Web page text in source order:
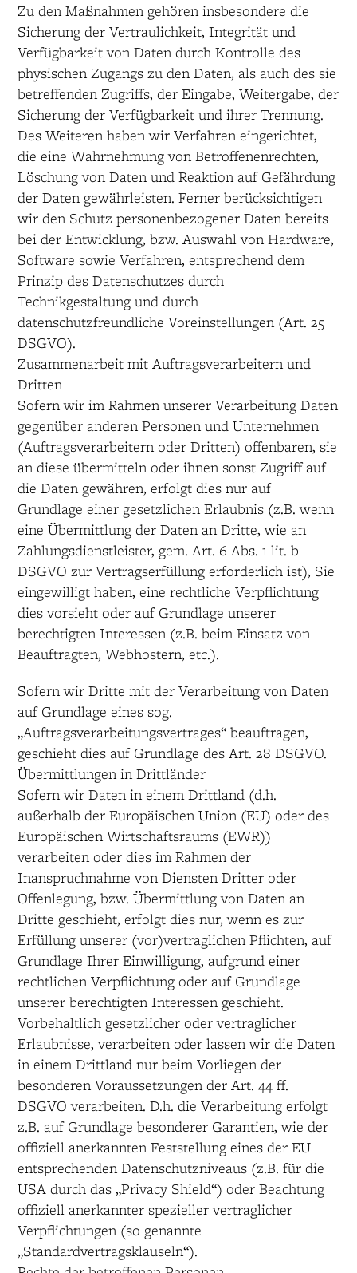
Zu den Maßnahmen gehören insbesondere die
Sicherung der Vertraulichkeit, Integrität und
Verfügbarkeit von Daten durch Kontrolle des
physischen Zugangs zu den Daten, als auch des sie
betreffenden Zugriffs, der Eingabe, Weitergabe, der
Sicherung der Verfügbarkeit und ihrer Trennung.
Des Weiteren haben wir Verfahren eingerichtet,
die eine Wahrnehmung von Betroffenenrechten,
Löschung von Daten und Reaktion auf Gefährdung
der Daten gewährleisten. Ferner berücksichtigen
wir den Schutz personenbezogener Daten bereits
bei der Entwicklung, bzw. Auswahl von Hardware,
Software sowie Verfahren, entsprechend dem
Prinzip des Datenschutzes durch
Technikgestaltung und durch
datenschutzfreundliche Voreinstellungen (Art. 25
DSGVO).
Zusammenarbeit mit Auftragsverarbeitern und
Dritten
Sofern wir im Rahmen unserer Verarbeitung Daten
gegenüber anderen Personen und Unternehmen
(Auftragsverarbeitern oder Dritten) offenbaren, sie
an diese übermitteln oder ihnen sonst Zugriff auf
die Daten gewähren, erfolgt dies nur auf
Grundlage einer gesetzlichen Erlaubnis (z.B. wenn
eine Übermittlung der Daten an Dritte, wie an
Zahlungsdienstleister, gem. Art. 6 Abs. 1 lit. b
DSGVO zur Vertragserfüllung erforderlich ist), Sie
eingewilligt haben, eine rechtliche Verpflichtung
dies vorsieht oder auf Grundlage unserer
berechtigten Interessen (z.B. beim Einsatz von
Beauftragten, Webhostern, etc.).
Sofern wir Dritte mit der Verarbeitung von Daten
auf Grundlage eines sog.
„Auftragsverarbeitungsvertrages“ beauftragen,
geschieht dies auf Grundlage des Art. 28 DSGVO.
Übermittlungen in Drittländer
Sofern wir Daten in einem Drittland (d.h.
außerhalb der Europäischen Union (EU) oder des
Europäischen Wirtschaftsraums (EWR))
verarbeiten oder dies im Rahmen der
Inanspruchnahme von Diensten Dritter oder
Offenlegung, bzw. Übermittlung von Daten an
Dritte geschieht, erfolgt dies nur, wenn es zur
Erfüllung unserer (vor)vertraglichen Pflichten, auf
Grundlage Ihrer Einwilligung, aufgrund einer
rechtlichen Verpflichtung oder auf Grundlage
unserer berechtigten Interessen geschieht.
Vorbehaltlich gesetzlicher oder vertraglicher
Erlaubnisse, verarbeiten oder lassen wir die Daten
in einem Drittland nur beim Vorliegen der
besonderen Voraussetzungen der Art. 44 ff.
DSGVO verarbeiten. D.h. die Verarbeitung erfolgt
z.B. auf Grundlage besonderer Garantien, wie der
offiziell anerkannten Feststellung eines der EU
entsprechenden Datenschutzniveaus (z.B. für die
USA durch das „Privacy Shield“) oder Beachtung
offiziell anerkannter spezieller vertraglicher
Verpflichtungen (so genannte
„Standardvertragsklauseln“).